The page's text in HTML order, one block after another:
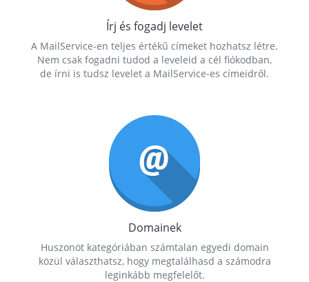
Írj és fogadj levelet
A MailService-en teljes értékű címeket hozhatsz létre.
Nem csak fogadni tudod a leveleid a cél fiókodban,
de írni is tudsz levelet a MailService-es címeidről.
Domainek
Huszonöt kategóriában számtalan egyedi domain
közül választhatsz, hogy megtalálhasd a számodra
leginkább megfelelőt.